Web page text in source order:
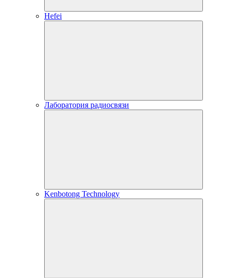
Hefei
Лаборатория радиосвязи
Kenbotong Technology